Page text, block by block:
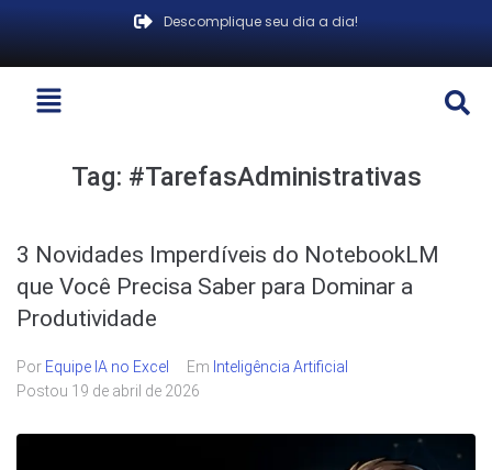
Descomplique seu dia a dia!
Tag: #TarefasAdministrativas
3 Novidades Imperdíveis do NotebookLM
que Você Precisa Saber para Dominar a
Produtividade
Por Equipe IA no Excel Em Inteligência Artificial
Postou 19 de abril de 2026